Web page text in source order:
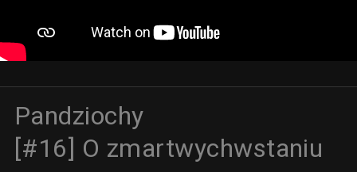
Pandziochy
[#16] O zmartwychwstaniu